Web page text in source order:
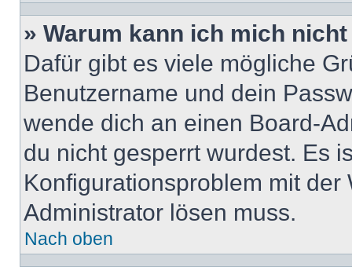
» Warum kann ich mich
Dafür gibt es viele mögliche
Benutzername und dein
wende dich an einen Board-
du nicht gesperrt wurdest. Es
Konfigurationsproblem mit
Administrator lösen muss.
Nach oben